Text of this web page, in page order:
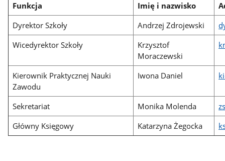
Funkcja Imię i nazwisko
Dyrektor Szkoły
Andrzej Zdrojewski
Wicedyrektor Szkoły
Krzysztof
Moraczewski
Kierownik Praktycznej Nauki
Zawodu
Iwona Daniel
Sekretariat Monika Molenda
Główny Księgowy
Katarzyna Żegocka